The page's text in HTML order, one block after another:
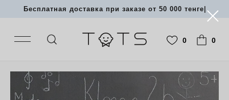
Бесплатная доставка при заказе от 50 000 тенге